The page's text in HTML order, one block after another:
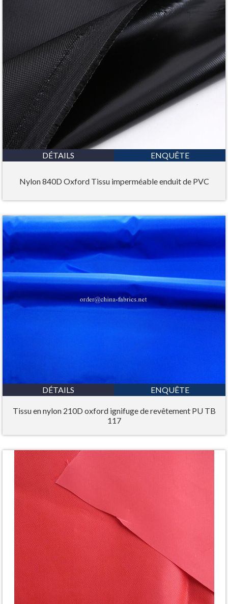
DÉTAILS ENQUÊTE
Nylon 840D Oxford Tissu imperméable enduit de PVC
DÉTAILS ENQUÊTE
Tissu en nylon 210D oxford ignifuge de revêtement PU TB
117